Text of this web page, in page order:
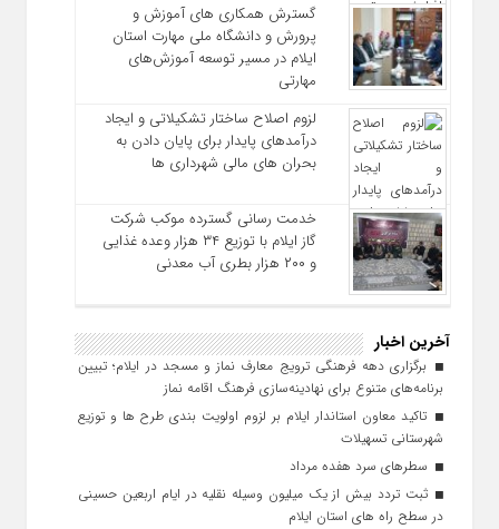
گسترش همکاری‌ های آموزش و
پرورش و دانشگاه ملی مهارت استان
ایلام در مسیر توسعه آموزش‌های
مهارتی
لزوم اصلاح ساختار تشکیلاتی و ایجاد
درآمدهای پایدار برای پایان دادن به
بحران‌ های مالی شهرداری‌ ها
خدمت رسانی گسترده موکب شرکت
گاز ایلام با توزیع ۳۴ هزار وعده غذایی
و ۲۰۰ هزار بطری آب معدنی
آخرین اخبار
برگزاری دهه فرهنگی ترویج معارف نماز و مسجد در ایلام؛ تبیین
برنامه‌های متنوع برای نهادینه‌سازی فرهنگ اقامه نماز
تاکید معاون استاندار ایلام بر لزوم اولویت‌ بندی طرح‌ ها و توزیع
شهرستانی تسهیلات
سطرهای سرد هفده مرداد
ثبت تردد بیش از یک میلیون وسیله نقلیه در ایام اربعین حسینی
در سطح راه‌ های استان ایلام